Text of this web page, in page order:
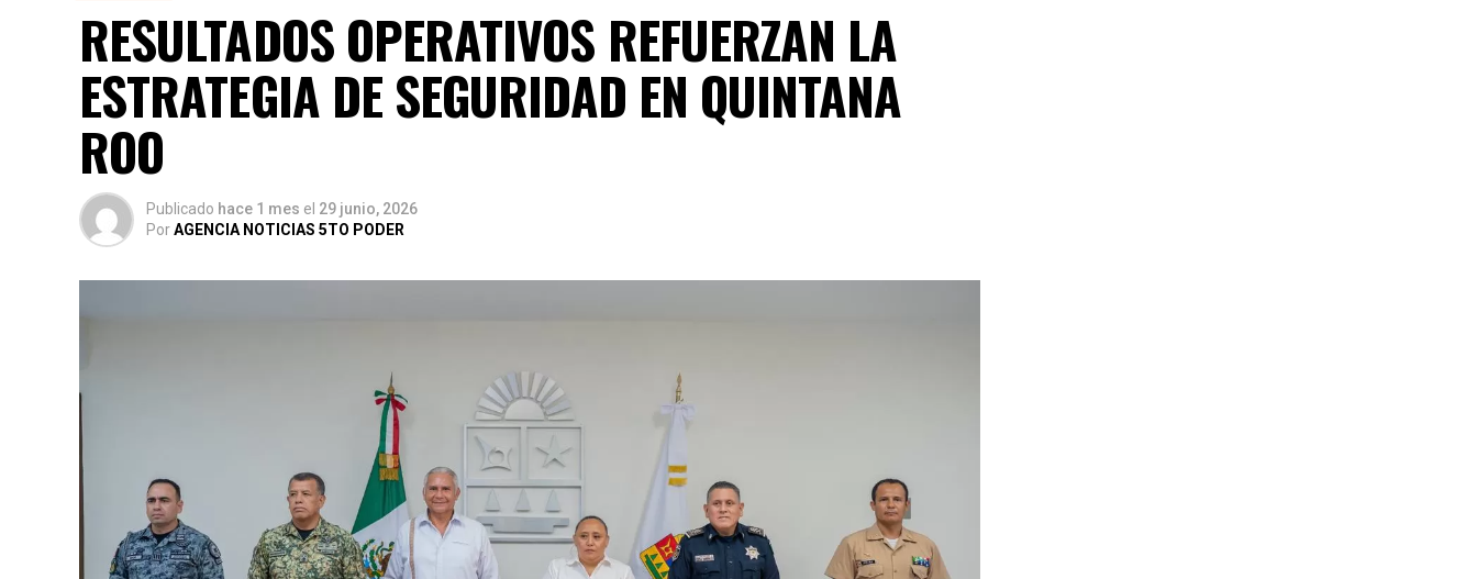
RESULTADOS OPERATIVOS REFUERZAN LA
ESTRATEGIA DE SEGURIDAD EN QUINTANA
ROO
Publicado hace 1 mes el 29 junio, 2026
PorAGENCIA NOTICIAS 5TO PODER